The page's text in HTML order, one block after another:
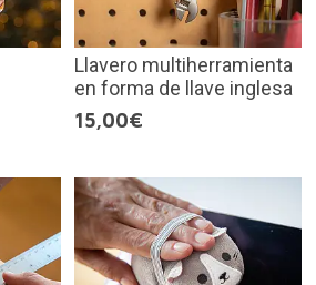
Llavero multiherramienta
en forma de llave inglesa
15,00€